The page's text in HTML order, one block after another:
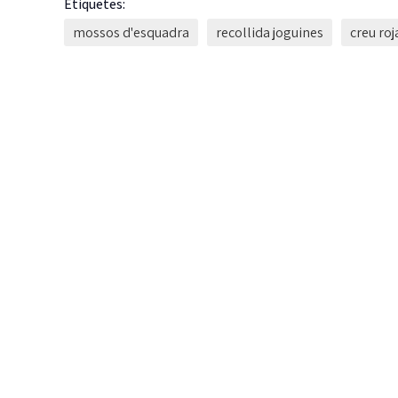
Etiquetes:
mossos d'esquadra
recollida joguines creu